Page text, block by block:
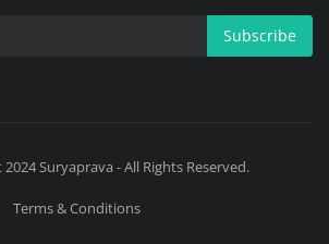
Subscribe
Suryaprava - All Rights Reserved.
Terms & Conditions